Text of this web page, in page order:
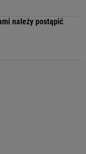
należy postąpić